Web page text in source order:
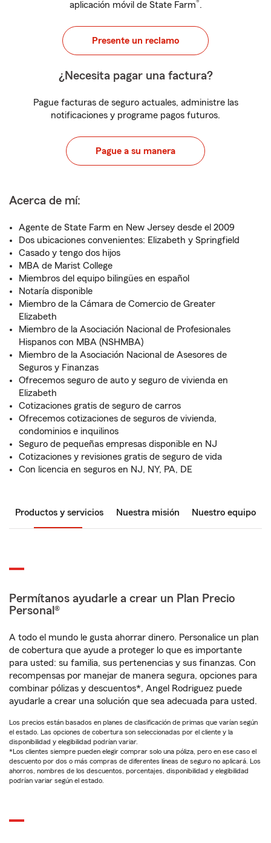
aplicación móvil de State Farm®.
Presente un reclamo
¿Necesita pagar una factura?
Pague facturas de seguro actuales, administre las
notificaciones y programe pagos futuros.
Pague a su manera
Acerca de mí:
Agente de State Farm en New Jersey desde el 2009
Dos ubicaciones convenientes: Elizabeth y Springfield
Casado y tengo dos hijos
MBA de Marist College
Miembros del equipo bilingües en español
Notaría disponible
Miembro de la Cámara de Comercio de Greater
Elizabeth
Miembro de la Asociación Nacional de Profesionales
Hispanos con MBA (NSHMBA)
Miembro de la Asociación Nacional de Asesores de
Seguros y Finanzas
Ofrecemos seguro de auto y seguro de vivienda en
Elizabeth
Cotizaciones gratis de seguro de carros
Ofrecemos cotizaciones de seguros de vivienda,
condominios e inquilinos
Seguro de pequeñas empresas disponible en NJ
Cotizaciones y revisiones gratis de seguro de vida
Con licencia en seguros en NJ, NY, PA, DE
Productos y servicios Nuestra misión Nuestro equipo
Permítanos ayudarle a crear un Plan Precio
Personal®
A todo el mundo le gusta ahorrar dinero. Personalice un plan
de cobertura que ayude a proteger lo que es importante
para usted: su familia, sus pertenencias y sus finanzas. Con
recompensas por manejar de manera segura, opciones para
combinar pólizas y descuentos*, Angel Rodriguez puede
ayudarle a crear una solución que sea adecuada para usted.
Los precios están basados en planes de clasificación de primas que varían según
el estado. Las opciones de cobertura son seleccionadas por el cliente y la
disponibilidad y elegibilidad podrían variar.
*Los clientes siempre pueden elegir comprar solo una póliza, pero en ese caso el
descuento por dos o más compras de diferentes líneas de seguro no aplicará. Los
ahorros, nombres de los descuentos, porcentajes, disponibilidad y elegibilidad
podrían variar según el estado.